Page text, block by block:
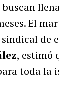
El
de
, estimó
toda la